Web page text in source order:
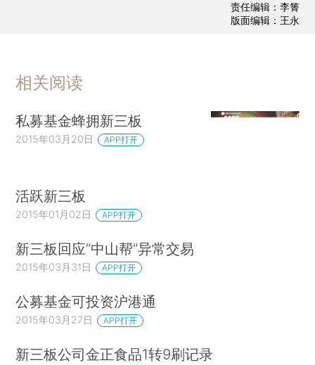
责任编辑：李箐
版面编辑：王永
相关阅读
私募基金蜂拥新三板
2015年03月20日 APP打开
活跃新三板
2015年01月02日 APP打开
新三板回应“中山帮”异常交易
2015年03月31日 APP打开
公募基金可投资沪港通
2015年03月27日 APP打开
新三板公司金正食品1转9刷记录